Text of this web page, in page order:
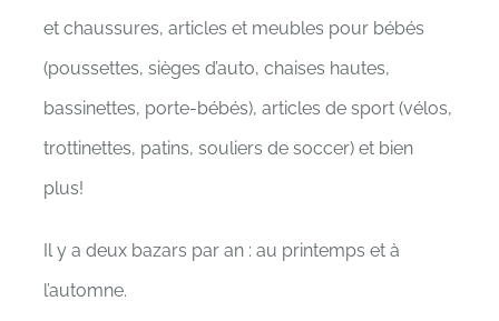
et chaussures, articles et meubles pour bébés
(poussettes, sièges d’auto, chaises hautes,
bassinettes, porte-bébés), articles de sport (vélos,
trottinettes, patins, souliers de soccer) et bien
plus!
Il y a deux bazars par an : au printemps et à
l’automne.